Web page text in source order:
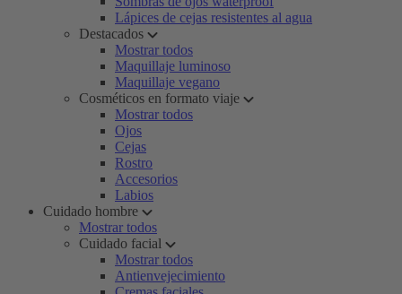
Lápices de cejas resistentes al agua
Destacados
Mostrar todos
Maquillaje luminoso
Maquillaje vegano
Cosméticos en formato viaje
Mostrar todos
Ojos
Cejas
Rostro
Accesorios
Labios
Cuidado hombre
Mostrar todos
Cuidado facial
Mostrar todos
Antienvejecimiento